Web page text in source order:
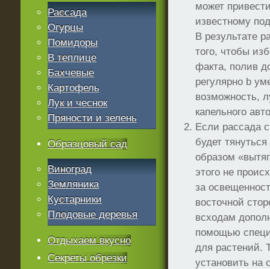
может
известному
В результате
того, чтобы
факта, полив
регулярно b
возможность,
капельного
Если рассада
будет
образом
этого не
за
восточной
всходам
помощью
для растений.
установить на
Рассада
Огурцы
Помидоры
В теплице
Бахчевые
Картофель
Лук и чеснок
Пряности и зелень
Образцовый сад
Виноград
Земляника
Кустарники
Плодовые деревья
Отдыхаем вкусно
Секреты обрезки